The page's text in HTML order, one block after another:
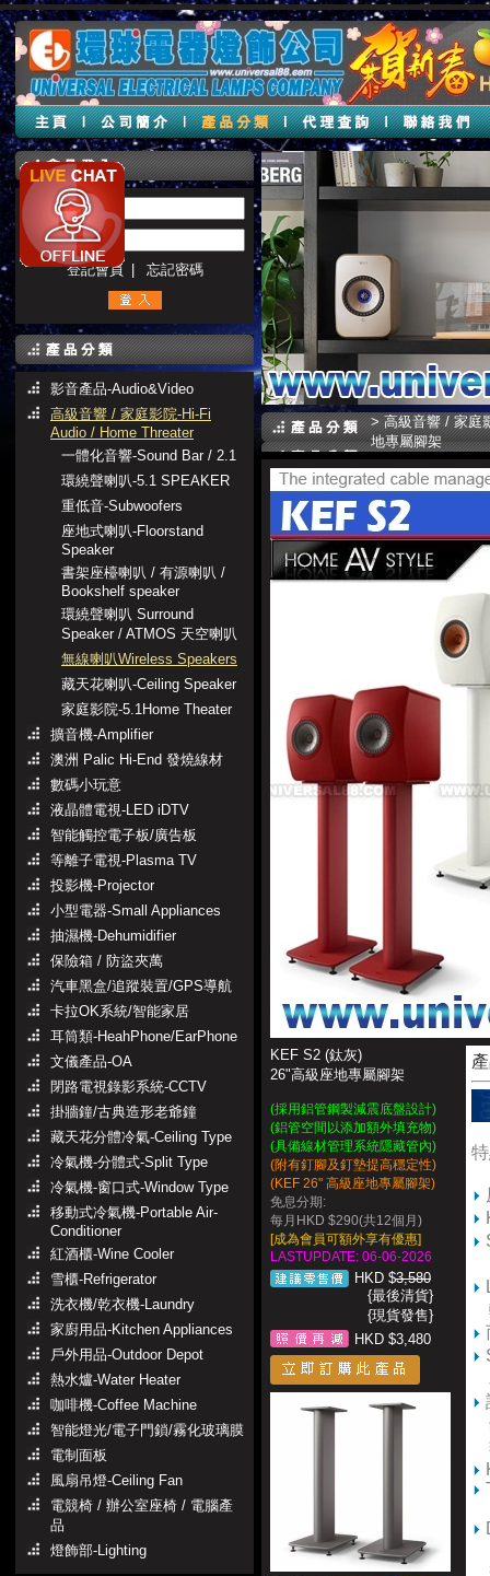
帳號 :
密碼 :
登記會員
忘記密碼
影音產品-Audio&Video
高級音響 / 家庭影院-Hi-Fi
Audio / Home Threater
一體化音響-Sound Bar / 2.1
環繞聲喇叭-5.1 SPEAKER
重低音-Subwoofers
座地式喇叭-Floorstand
Speaker
書架座檯喇叭 / 有源喇叭 /
Bookshelf speaker
環繞聲喇叭 Surround
Speaker / ATMOS 天空喇叭
無線喇叭Wireless Speakers
藏天花喇叭-Ceiling Speaker
家庭影院-5.1Home Theater
擴音機-Amplifier
澳洲 Palic Hi-End 發燒線材
數碼小玩意
液晶體電視-LED iDTV
智能觸控電子板/廣告板
等離子電視-Plasma TV
投影機-Projector
小型電器-Small Appliances
抽濕機-Dehumidifier
保險箱 / 防盜夾萬
汽車黑盒/追蹤裝置/GPS導航
卡拉OK系統/智能家居
耳筒類-HeahPhone/EarPhone
文儀產品-OA
閉路電視錄影系統-CCTV
掛牆鐘/古典造形老爺鐘
藏天花分體冷氣-Ceiling Type
冷氣機-分體式-Split Type
冷氣機-窗口式-Window Type
移動式冷氣機-Portable Air-
Conditioner
紅酒櫃-Wine Cooler
雪櫃-Refrigerator
洗衣機/乾衣機-Laundry
家廚用品-Kitchen Appliances
戶外用品-Outdoor Depot
熱水爐-Water Heater
咖啡機-Coffee Machine
智能燈光/電子門鎖/霧化玻璃膜
電制面板
風扇吊燈-Ceiling Fan
電競椅 / 辦公室座椅 / 電腦產
品
燈飾部-Lighting
>高級音響 / 家庭
地專屬腳架
KEF S2 (鈦灰)
26"高級座地專屬腳架
(採用鋁管鋼製減震底盤設計)
(鋁管空間以添加額外填充物)
(具備線材管理系統隱藏管內)
(附有釘腳及釘墊提高穩定性)
(KEF 26" 高級座地專屬腳架)
免息分期:
每月HKD $290(共12個月)
[成為會員可額外享有優惠]
LASTUPDATE: 06-06-2026
HKD $3,580
{最後清貨}
{現貨發售}
HKD $3,480